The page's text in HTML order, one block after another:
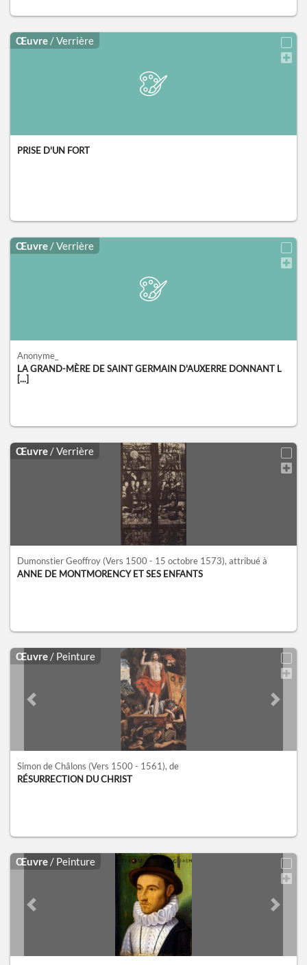
Œuvre / Verrière
PRISE D'UN FORT
Œuvre / Verrière
Anonyme_
LA GRAND-MÈRE DE SAINT GERMAIN D'AUXERRE DONNANT L
[...]
Œuvre / Verrière
Dumonstier Geoffroy (Vers 1500 - 15 octobre 1573), attribué à
ANNE DE MONTMORENCY ET SES ENFANTS
Œuvre / Peinture
Previous slide Next
Simon de Châlons (Vers 1500 - 1561), de
RÉSURRECTION DU CHRIST
Œuvre / Peinture
Previous slide Next